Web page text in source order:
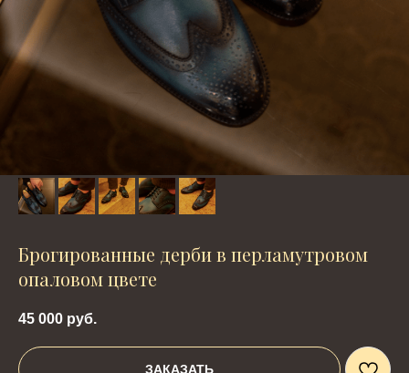
Брогированные дерби в перламутровом
опаловом цвете
45 000 руб.
ЗАКАЗАТЬ